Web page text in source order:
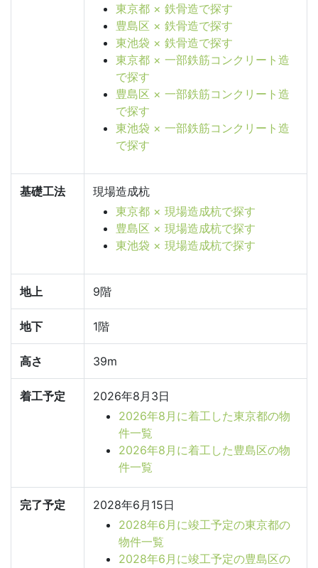
東京都 × 鉄骨造で探す
豊島区 × 鉄骨造で探す
東池袋 × 鉄骨造で探す
東京都 × 一部鉄筋コンクリート造
で探す
豊島区 × 一部鉄筋コンクリート造
で探す
東池袋 × 一部鉄筋コンクリート造
で探す
基礎工法
現場造成杭
東京都 × 現場造成杭で探す
豊島区 × 現場造成杭で探す
東池袋 × 現場造成杭で探す
地上 9階
地下 1階
高さ 39m
着工予定
2026年8月3日
2026年8月に着工した東京都の物
件一覧
2026年8月に着工した豊島区の物
件一覧
完了予定
2028年6月15日
2028年6月に竣工予定の東京都の
物件一覧
2028年6月に竣工予定の豊島区の